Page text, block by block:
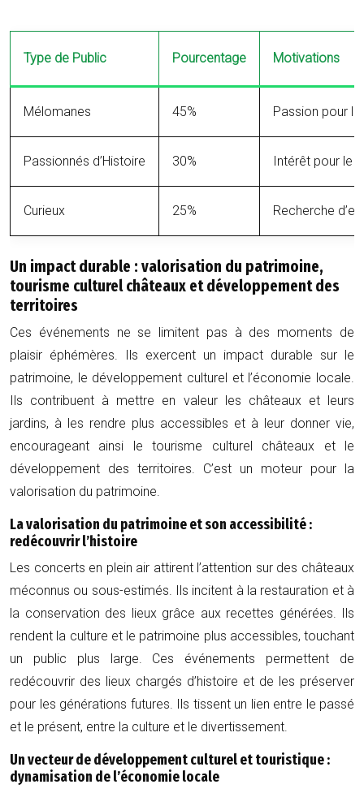
Type de Public Pourcentage Motivations
Mélomanes 45% Passion pour
Passionnés d’Histoire 30% Intérêt pour le
Curieux 25% Recherche
Un impact durable : valorisation du patrimoine,
tourisme culturel châteaux et développement des
territoires
Ces événements ne se limitent pas à des moments de
plaisir éphémères. Ils exercent un impact durable sur le
patrimoine, le développement culturel et l’économie locale.
Ils contribuent à mettre en valeur les châteaux et leurs
jardins, à les rendre plus accessibles et à leur donner vie,
encourageant ainsi le tourisme culturel châteaux et le
développement des territoires. C’est un moteur pour la
valorisation du patrimoine.
La valorisation du patrimoine et son accessibilité :
redécouvrir l’histoire
Les concerts en plein air attirent l’attention sur des châteaux
méconnus ou sous-estimés. Ils incitent à la restauration et à
la conservation des lieux grâce aux recettes générées. Ils
rendent la culture et le patrimoine plus accessibles, touchant
un public plus large. Ces événements permettent de
redécouvrir des lieux chargés d’histoire et de les préserver
pour les générations futures. Ils tissent un lien entre le passé
et le présent, entre la culture et le divertissement.
Un vecteur de développement culturel et touristique :
dynamisation de l’économie locale